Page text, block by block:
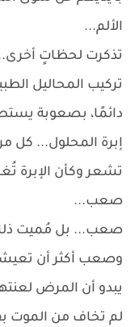
الألم...
تذكرت لحظاتٍ
تركيب المحاليل
دائمًا، بصعوبة
إبرة المحلول... كل
تشعر وكأن الإبرة
صعب...
صعب... بل مُميت
وصعب أكثر أن
يبدو أن المرض
لم تخاف من الموت